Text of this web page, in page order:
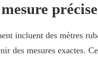
précise
incluent des mètres
des mesures exactes.